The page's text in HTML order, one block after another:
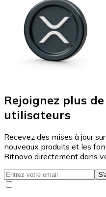
Rejoignez plus
utilisateurs
Recevez des mises à jour
nouveaux produits et les
Bitnovo directement dans